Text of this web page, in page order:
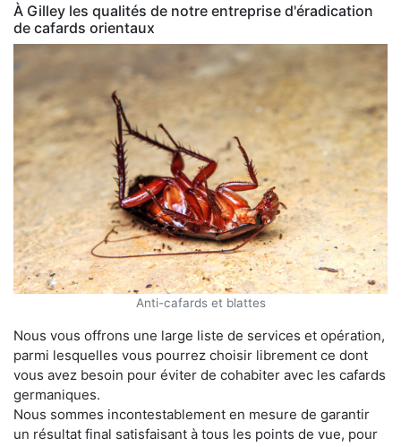
À Gilley les qualités de notre entreprise d'éradication
de cafards orientaux
Anti-cafards et blattes
Nous vous offrons une large liste de services et opération,
parmi lesquelles vous pourrez choisir librement ce dont
vous avez besoin pour éviter de cohabiter avec les cafards
germaniques.
Nous sommes incontestablement en mesure de garantir
un résultat final satisfaisant à tous les points de vue, pour